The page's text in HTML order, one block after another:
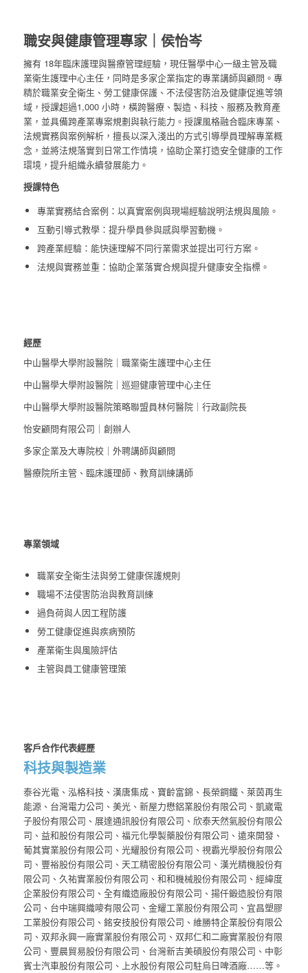
職安與健康管理專家｜侯怡岑
擁有 18年臨床護理與醫療管理經驗，現任醫學中心一級主管及職
業衛生護理中心主任，同時是多家企業指定的專業講師與顧問。專
精於職業安全衛生、勞工健康保護、不法侵害防治及健康促進等領
域，授課超過1,000 小時，橫跨醫療、製造、科技、服務及教育產
業，並具備跨產業專案規劃與執行能力。授課風格融合臨床專業、
法規實務與案例解析，擅長以深入淺出的方式引導學員理解專業概
念，並將法規落實到日常工作情境，協助企業打造安全健康的工作
環境，提升組織永續發展能力。
授課特色
專業實務結合案例：以真實案例與現場經驗說明法規與風險。
互動引導式教學：提升學員參與感與學習動機。
跨產業經驗：能快速理解不同行業需求並提出可行方案。
法規與實務並重：協助企業落實合規與提升健康安全指標。
經歷
中山醫學大學附設醫院｜職業衛生護理中心主任
中山醫學大學附設醫院｜巡迴健康管理中心主任
中山醫學大學附設醫院策略聯盟員林何醫院｜行政副院長
怡安顧問有限公司｜創辦人
多家企業及大專院校｜外聘講師與顧問
醫療院所主管、臨床護理師、教育訓練講師
專業領域
職業安全衛生法與勞工健康保護規則
職場不法侵害防治與教育訓練
過負荷與人因工程防護
勞工健康促進與疾病預防
產業衛生與風險評估
主管與員工健康管理策
客戶合作代表經歷
科技與製造業
泰谷光電、泓格科技、漢唐集成、寶齡富錦、長榮鋼鐵、萊茵再生
能源、台灣電力公司、美光、新屋力懋鋁業股份有限公司、凱崴電
子股份有限公司、展達通訊股份有限公司、欣泰天然氣股份有限公
司、益和股份有限公司、福元化學製藥股份有限公司、遠來開發、
葡其實業股份有限公司、光耀股份有限公司、視霸光學股份有限公
司、豐裕股份有限公司、天工精密股份有限公司、漢光精機股份有
限公司、久祐實業股份有限公司、和和機械股份有限公司、經緯度
企業股份有限公司、全有織造廠股份有限公司、揚仟鍛造股份有限
公司、台中瑞興織嘜有限公司、金耀工業股份有限公司、宜昌塑膠
工業股份有限公司、銘安技股份有限公司、維勝特企業股份有限公
司、双邦永興一廠實業股份有限公司、双邦仁和二廠實業股份有限
公司、豐晨貿易股份有限公司、台灣新吉美碩股份有限公司、中彰
賓士汽車股份有限公司、上水股份有限公司駐烏日啤酒廠……等。